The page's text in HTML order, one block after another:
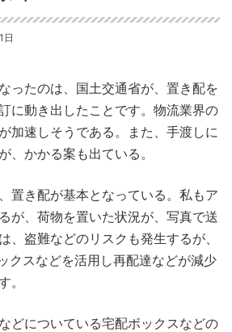
日
ったのは、国土交通省が、置き配を
に動き出したことです。物流業界の
加速しそうである。また、手渡しに
、かかる案も出ている。
置き配が基本となっている。私もア
が、荷物を置いた状況が、写真で送
、盗難などのリスクも発生するが、
クスなどを活用し再配達などが減少
。
どについている宅配ボックスなどの